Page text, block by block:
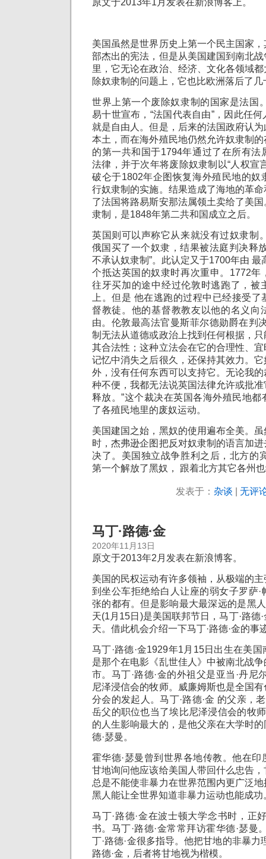
原文于2013年1月发表在新浪博客上。
美国虽然是世界历史上第一个民主国家
部杰出的宪法，但是从美国建国到南北
里，它无论在政治、经济、文化各领域
除奴隶制的问题上，它也比欧洲落后了几
世界上第一个废除奴隶制的国家是法国
易十世宣布，“法国代表自由”，因此任
就是自由人。但是，后来的法国政府认
本土，而在海外殖民地仍然允许奴隶制
的第一共和国于1794年通过了在所有法
法律，并于次年将废除奴隶制以“人权宣
破仑于1802年企图恢复海外殖民地的奴
行奴隶制的实施。结果造成了海地的革
了法国将路易斯安那法属领土卖给了美
隶制，是1848年第二共和国成立之后。
英国则可以声称它从来就没有过奴隶制
俄国买了一个奴隶，结果被法庭判决释
不承认奴隶制”。此认定又于1700年由 最
个抵达英国的奴隶时再次重申。1772年
往牙买加的途中经过伦敦时逃跑了，被
上。但是 他在逃跑的过程中已经接受
督教徒。他的基督教教友以他的名义向
由。伦敦最高法官曼斯菲尔德勋爵在判
制无法从道德或政治上找到任何根据，
其合法性；这种立法会在它的合理性、
记忆中消失之后很久，还保持其效力。
外，没有任何东西可以支持它。无论我
种不便，我都无法说英国法律允许或批
释放。”这个裁决在英国各海外殖民地
了各殖民地里的废奴运动。
美国建国之始，黑奴的使用遍布全美。
时，杰弗逊企图把反对奴隶制的语言加
决了。美国独立战争胜利之后，北方的
第一个解放了黑奴， 跟着北方其它各州
发表于： 杂谈 无评
马丁·路德·金
2020年11月13日
原文于2013年2月发表在新浪博客。
美国的民权运动有许多领袖，从极端的
到坐公车拒绝给白人让座的弱女子罗萨
张的都有。但是影响最大最深远的是黑
天(1月15日)是美国联邦节日，马丁·路德
天。借此机会介绍一下马丁·路德·金的事
马丁·路德·金1929年1月15日出生在美
是那个在电影《乱世佳人》中被南北战
市。马丁·路德·金的外祖父是亚当·丹尼
尼泽浸信会的牧师。威廉姆斯也是全国
分会的发起人。马丁·路德·金 的父亲，
岳父的职位也当了埃比尼泽浸信会的牧
的人生影响最大的，是他父亲在大学时
德·瑟曼。
霍华德·瑟曼曾到世界各地传教。他在
甘地询问他应该给美国人带回什么忠告
总是不能使非暴力在世界范围内更广泛
黑人能让全世界知道非暴力运动也能成功
马丁·路德·金在波士顿大学念书时，正
书。马丁·路德·金常常拜访霍华德·瑟曼
丁·路德·金很多指导。他把甘地的非暴力
路德·金，后者将甘地视为楷模。